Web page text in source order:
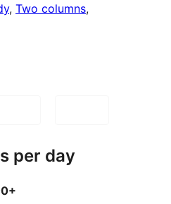
, Two columns
per day